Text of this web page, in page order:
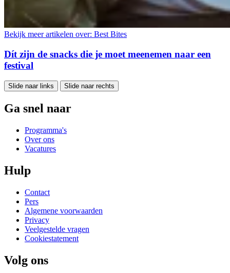
Bekijk meer artikelen over: Best Bites
Dít zijn de snacks die je moet meenemen naar een
festival
Slide naar links Slide naar rechts
Ga snel naar
Programma's
Over ons
Vacatures
Hulp
Contact
Pers
Algemene voorwaarden
Privacy
Veelgestelde vragen
Cookiestatement
Volg ons